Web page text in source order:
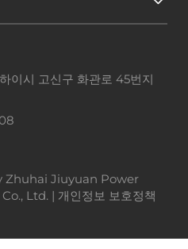
이시 고신구 화관로 45번지
Zhuhai Jiuyuan Power
Ltd. | 개인정보 보호정책